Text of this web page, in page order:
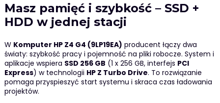
Masz pamięć i szybkość – SSD +
HDD w jednej stacji
W Komputer HP Z4 G4 (9LP19EA) producent łączy dwa
światy: szybkość pracy i pojemność na pliki robocze. System i
aplikacje wspiera SSD 256 GB (1 x 256 GB, interfejs PCI
Express) w technologii HP Z Turbo Drive. To rozwiązanie
pomaga przyspieszyć start systemu i skraca czas ładowania
projektów.